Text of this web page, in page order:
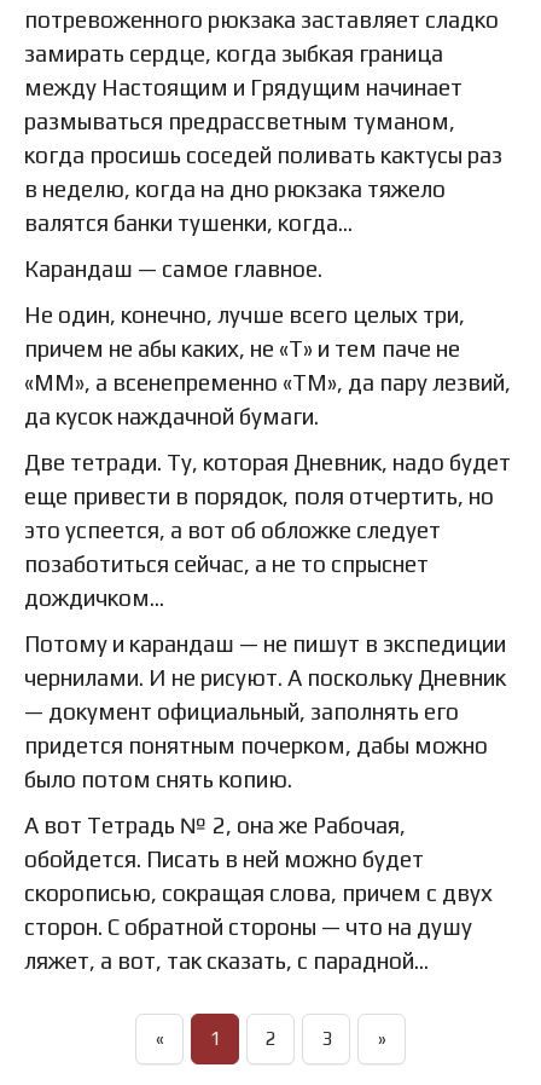
потревоженного рюкзака заставляет сладко
замирать сердце, когда зыбкая граница
между Настоящим и Грядущим начинает
размываться предрассветным туманом,
когда просишь соседей поливать кактусы раз
в неделю, когда на дно рюкзака тяжело
валятся банки тушенки, когда…
Карандаш — самое главное.
Не один, конечно, лучше всего целых три,
причем не абы каких, не «Т» и тем паче не
«ММ», а всенепременно «ТМ», да пару лезвий,
да кусок наждачной бумаги.
Две тетради. Ту, которая Дневник, надо будет
еще привести в порядок, поля отчертить, но
это успеется, а вот об обложке следует
позаботиться сейчас, а не то спрыснет
дождичком…
Потому и карандаш — не пишут в экспедиции
чернилами. И не рисуют. А поскольку Дневник
— документ официальный, заполнять его
придется понятным почерком, дабы можно
было потом снять копию.
А вот Тетрадь № 2, она же Рабочая,
обойдется. Писать в ней можно будет
скорописью, сокращая слова, причем с двух
сторон. С обратной стороны — что на душу
ляжет, а вот, так сказать, с парадной…
« 1 2 3 »